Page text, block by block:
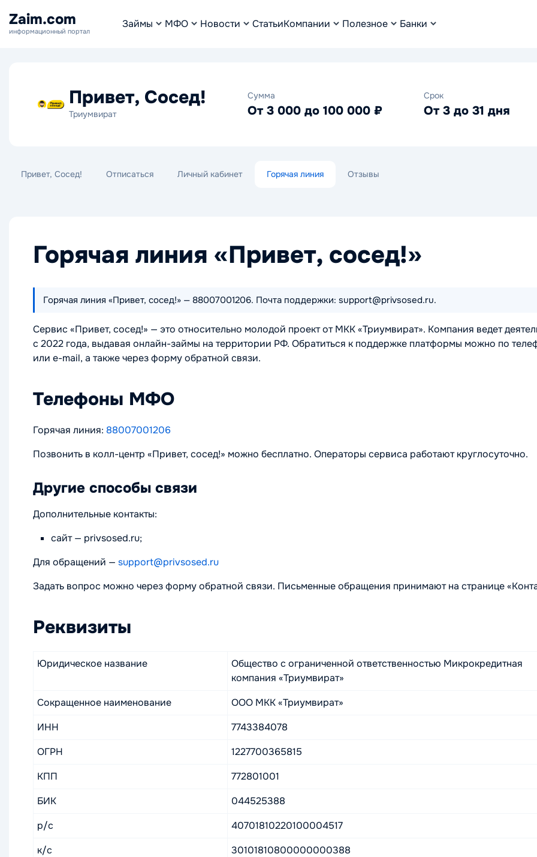
Zaim.com
информационный портал
Займы МФО Новости СтатьиКомпании Полезное Банки
Привет, Сосед!
Триумвират
Сумма
От 3 000 до 100 000 ₽
Срок
От 3 до 31 дня
Привет, Сосед! Отписаться Личный кабинет Горячая линия Отзывы
Горячая линия «Привет, сосед!»
Горячая линия «Привет, сосед!» — 88007001206. Почта поддержки: support@privsosed.ru.
Сервис «Привет, сосед!» — это относительно молодой проект от МКК «Триумвират». Компания ведет
с 2022 года, выдавая онлайн-займы на территории РФ. Обратиться к поддержке платформы можно по
или e-mail, а также через форму обратной связи.
Телефоны МФО
Горячая линия: 88007001206
Позвонить в колл-центр «Привет, сосед!» можно бесплатно. Операторы сервиса работают круглосуточно.
Другие способы связи
Дополнительные контакты:
сайт — privsosed.ru;
Для обращений — support@privsosed.ru
Задать вопрос можно через форму обратной связи. Письменные обращения принимают на странице
Реквизиты
Юридическое название
Общество с ограниченной ответственностью Микрокредитная
компания «Триумвират»
Сокращенное наименование
ООО МКК «Триумвират»
ИНН
7743384078
ОГРН
1227700365815
КПП
772801001
БИК
044525388
р/с
40701810220100004517
к/с
30101810800000000388